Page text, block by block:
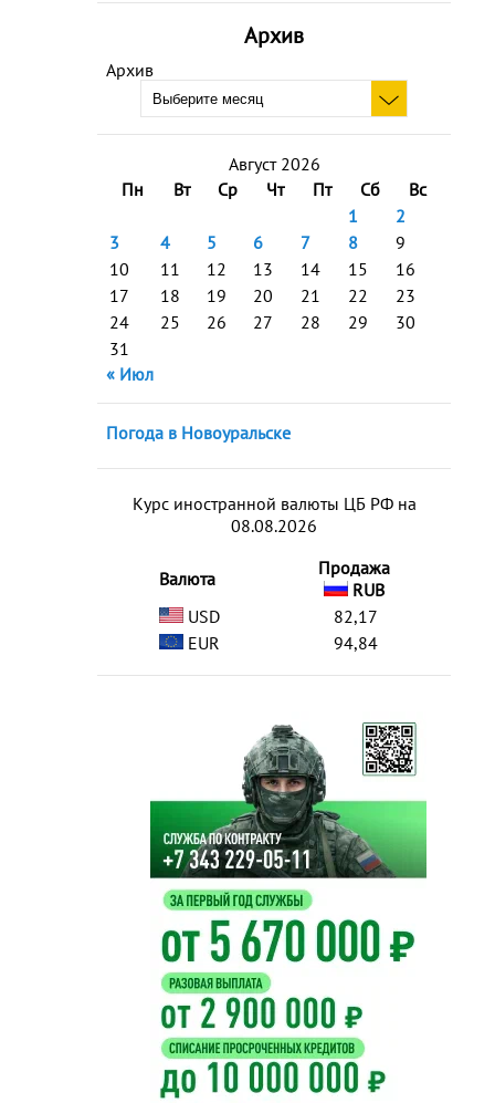
Архив
Архив
Август 2026
Пн
Вт Ср Чт Пт Сб
Вс
1
2
3
4 5 6 7 8
9
10
11 12 13 14 15
16
17
18 19 20 21 22
23
24
25 26 27 28 29
30
31
« Июл
Погода в Новоуральске
Курс иностранной валюты ЦБ РФ на
08.08.2026
Валюта
Продажа
RUB
USD
82,17
EUR
94,84